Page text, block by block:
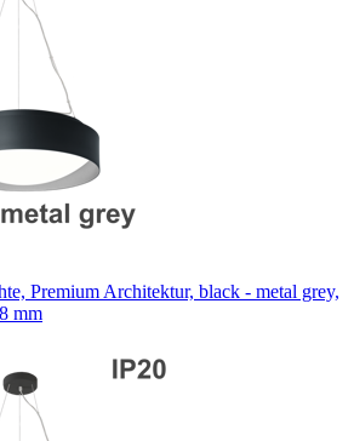
Premium Architektur, black - metal grey,
mm